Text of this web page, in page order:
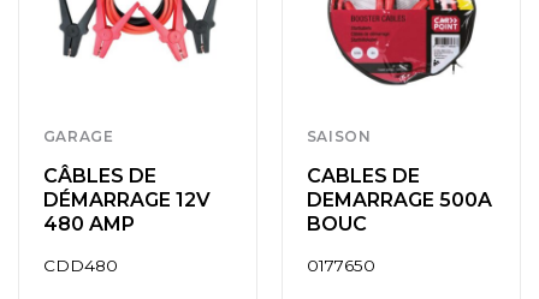
GARAGE
CÂBLES DE
DÉMARRAGE 12V
480 AMP
CDD480
SAISON
CABLES DE
DEMARRAGE 500A
BOUC
0177650